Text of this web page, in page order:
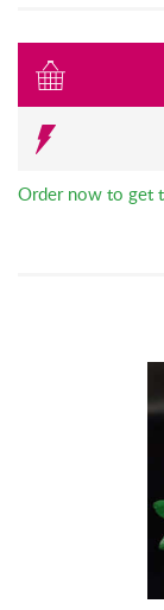
Order now to get